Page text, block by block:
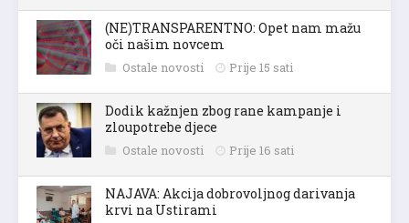
(NE)TRANSPARENTNO: Opet nam mažu
oči našim novcem
Ostale novosti Prije 15 sati
Dodik kažnjen zbog rane kampanje i
zloupotrebe djece
Ostale novosti Prije 16 sati
NAJAVA: Akcija dobrovoljnog darivanja
krvi na Ustirami